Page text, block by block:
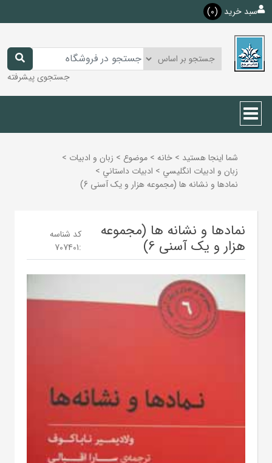
سبد خرید (0)
جستجوی پیشرفته
شما اینجا هستید > خانه > موضوع > زبان و ادبيات >
زبان و ادبيات انگليسي > ادبيات داستاني >
نمادها و نشانه ها (مجموعه هزار و یک آسنی 6)
نمادها و نشانه ها (مجموعه
هزار و یک آسنی 6)
کد شناسه
:
707401